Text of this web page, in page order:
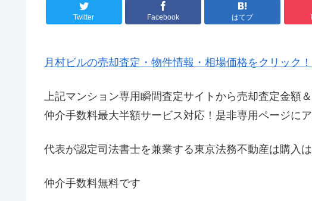
Twitter Facebook はてブ
月村ビルの売却査定・物件情報・相場価格をクリック！
上記マンション専用瞬間査定サイトから売却査定金額
仲介手数料最大半額サービス対応！是非専用ページに
代表が認定司法書士を兼業する東京法務不動産は購入
仲介手数料無料です